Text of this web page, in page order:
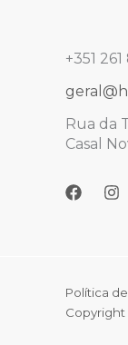
+351
Rua da
Casal
Política
Copyright